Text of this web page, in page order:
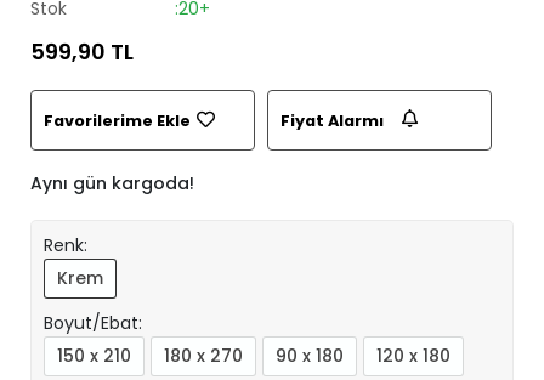
Stok
:20+
599,90 TL
Favorilerime Ekle Fiyat Alarmı
Aynı gün kargoda!
Renk:
Krem
Boyut/Ebat:
150 x 210
180 x 270 90 x 180 120 x 180